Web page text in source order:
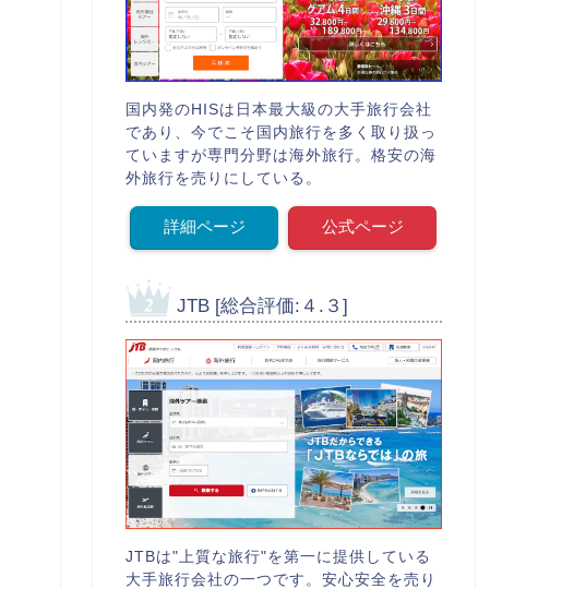
国内発のHISは日本最大級の大手旅行会社
であり、今でこそ国内旅行を多く取り扱っ
ていますが専門分野は海外旅行。格安の海
外旅行を売りにしている。
詳細ページ 公式ページ
JTB [総合評価:４.３]
JTBは"上質な旅行"を第一に提供している
大手旅行会社の一つです。安心安全を売り